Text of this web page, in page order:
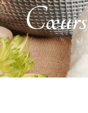
Cœurs